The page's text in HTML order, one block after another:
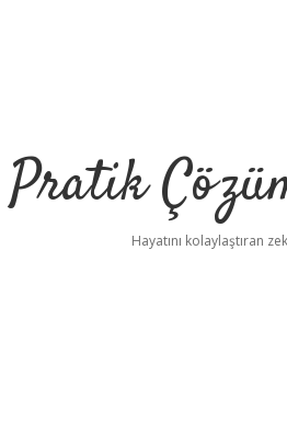
Pratik
Hayatını kolaylaştıran